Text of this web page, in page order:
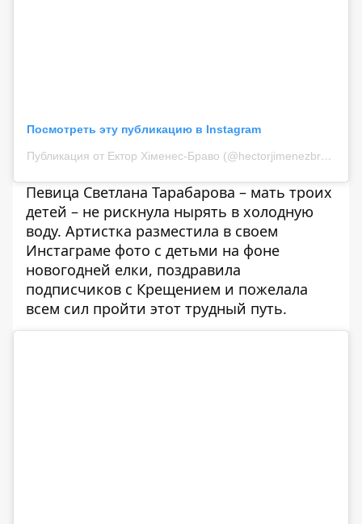
Посмотреть эту публикацию в Instagram
Публикация от Ектор Хіменес-Браво (@hectorjimenezbravo)
Певица Светлана Тарабарова – мать троих
детей – не рискнула нырять в холодную
воду. Артистка разместила в своем
Инстаграме фото с детьми на фоне
новогодней елки, поздравила
подписчиков с Крещением и пожелала
всем сил пройти этот трудный путь.